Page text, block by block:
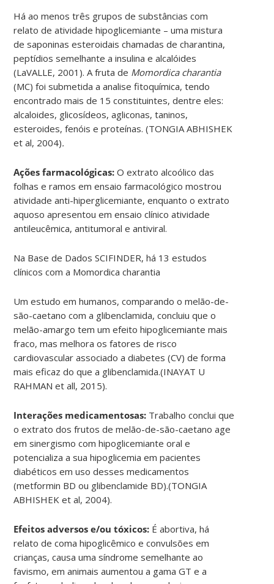
Há ao menos três grupos de substâncias com
relato de atividade hipoglicemiante – uma mistura
de saponinas esteroidais chamadas de charantina,
peptídios semelhante a insulina e alcalóides
(LaVALLE, 2001). A fruta de Momordica charantia
(MC) foi submetida a analise fitoquímica, tendo
encontrado mais de 15 constituintes, dentre eles:
alcaloides, glicosídeos, agliconas, taninos,
esteroides, fenóis e proteínas. (TONGIA ABHISHEK
et al, 2004).
Ações farmacológicas: O extrato alcoólico das
folhas e ramos em ensaio farmacológico mostrou
atividade anti-hiperglicemiante, enquanto o extrato
aquoso apresentou em ensaio clínico atividade
antileucêmica, antitumoral e antiviral.
Na Base de Dados SCIFINDER, há 13 estudos
clínicos com a Momordica charantia
Um estudo em humanos, comparando o melão-de-
são-caetano com a glibenclamida, concluiu que o
melão-amargo tem um efeito hipoglicemiante mais
fraco, mas melhora os fatores de risco
cardiovascular associado a diabetes (CV) de forma
mais eficaz do que a glibenclamida.(INAYAT U
RAHMAN et all, 2015).
Interações medicamentosas: Trabalho conclui que
o extrato dos frutos de melão-de-são-caetano age
em sinergismo com hipoglicemiante oral e
potencializa a sua hipoglicemia em pacientes
diabéticos em uso desses medicamentos
(metformin BD ou glibenclamide BD).(TONGIA
ABHISHEK et al, 2004).
Efeitos adversos e/ou tóxicos: É abortiva, há
relato de coma hipoglicêmico e convulsões em
crianças, causa uma síndrome semelhante ao
favismo, em animais aumentou a gama GT e a